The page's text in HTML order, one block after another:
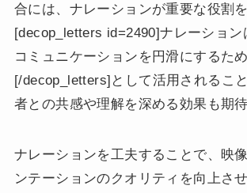
合には、ナレーションが重要な役割
[decop_letters id=2490]ナレーション
コミュニケーションを円滑にするた
[/decop_letters]として活用されるこ
者との共感や理解を深める効果も期待
ナレーションを工夫することで、映
ンテーションのクオリティを向上さ